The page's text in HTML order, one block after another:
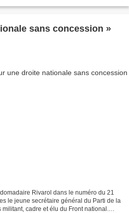
sans concession »
Rivarol dans le numéro du 21
le jeune secrétaire général du Parti de la
cadre et élu du Front national.